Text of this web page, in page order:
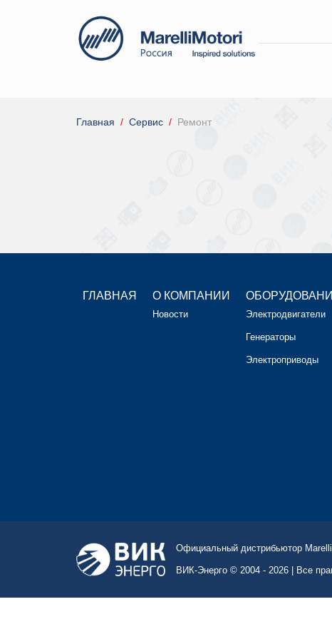
Главная Сервис Ремонт
ГЛАВНАЯ О КОМПАНИИ
Новости Электродвигатели
Генераторы
Электроприводы
Официальный дистрибьютор
ВИК-Энерго © 2004 - 2026 | Все